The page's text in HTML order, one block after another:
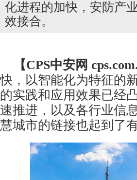
化进程的加快，安防产
效接合。
【CPS中安网
快，以智能化为特征的
的实践和应用效果已经
速推进，以及各行业信
慧城市的链接也起到了